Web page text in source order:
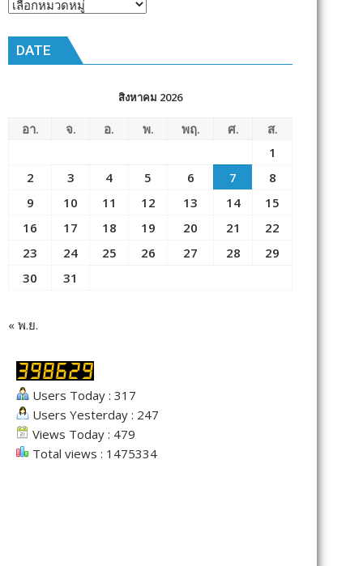
DATE
สิงหาคม 2026
อา. จ. อ. พ. พฤ. ศ.
ส.
1
2
3 4 5 6 7
8
9
10 11 12 13 14
15
16
17 18 19 20 21
22
23
24 25 26 27 28
29
30
31
« พ.ย.
Users Today : 317
Users Yesterday : 247
Views Today : 479
Total views : 1475334